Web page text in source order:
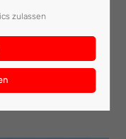
den Kindern eine
Gute und vor allem
zulassen